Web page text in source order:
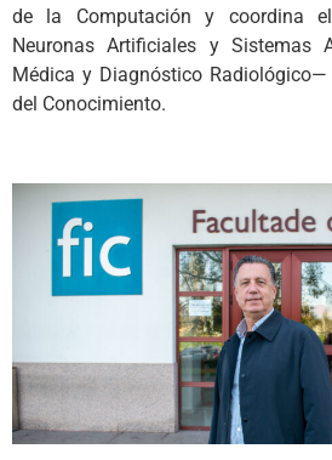
de la Computación y coordina
Neuronas Artificiales y Sistemas
Médica y Diagnóstico
del Conocimiento.